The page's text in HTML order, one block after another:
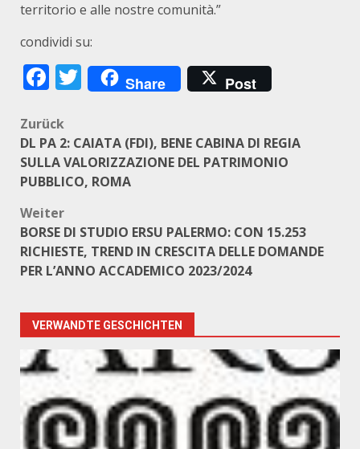
territorio e alle nostre comunità.”
condividi su:
Facebook
Twitter
Share Post
Beitragsnavigation
Zurück
DL PA 2: CAIATA (FDI), BENE CABINA DI REGIA
SULLA VALORIZZAZIONE DEL PATRIMONIO
PUBBLICO, ROMA
Weiter
BORSE DI STUDIO ERSU PALERMO: CON 15.253
RICHIESTE, TREND IN CRESCITA DELLE DOMANDE
PER L’ANNO ACCADEMICO 2023/2024
VERWANDTE GESCHICHTEN